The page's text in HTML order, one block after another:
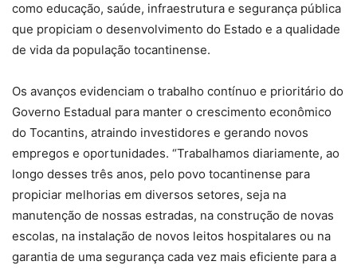
como educação, saúde, infraestrutura e segurança pública
que propiciam o desenvolvimento do Estado e a qualidade
de vida da população tocantinense.
Os avanços evidenciam o trabalho contínuo e prioritário do
Governo Estadual para manter o crescimento econômico
do Tocantins, atraindo investidores e gerando novos
empregos e oportunidades. “Trabalhamos diariamente, ao
longo desses três anos, pelo povo tocantinense para
propiciar melhorias em diversos setores, seja na
manutenção de nossas estradas, na construção de novas
escolas, na instalação de novos leitos hospitalares ou na
garantia de uma segurança cada vez mais eficiente para a